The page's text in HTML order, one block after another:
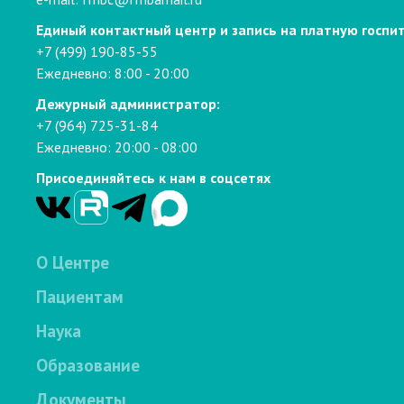
Единый контактный центр и запись на платную
+7 (499) 190-85-55
Ежедневно: 8:00 - 20:00
Дежурный администратор:
+7 (964) 725-31-84
Ежедневно: 20:00 - 08:00
Присоединяйтесь к нам в соцсетях
О Центре
Пациентам
Наука
Образование
Документы